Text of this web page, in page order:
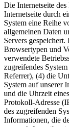
Die Internetseite
Internetseite durch
System eine Reihe
allgemeinen Daten
Servers
Browsertypen und
verwendete
zugreifendes
Referrer), (4) die
System auf unserer
und die Uhrzeit
Protokoll-Adresse
des zugreifenden
Informationen, die